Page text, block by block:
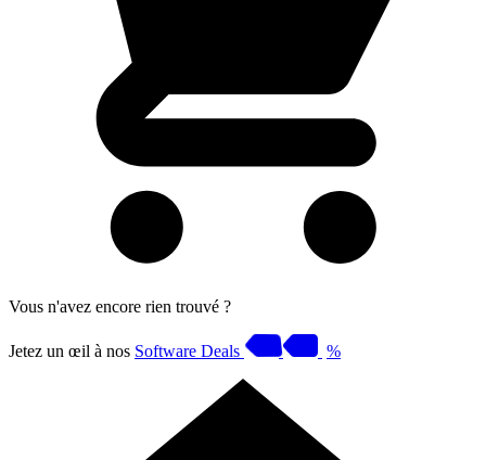
Vous n'avez encore rien trouvé ?
Jetez un œil à nos Software Deals %